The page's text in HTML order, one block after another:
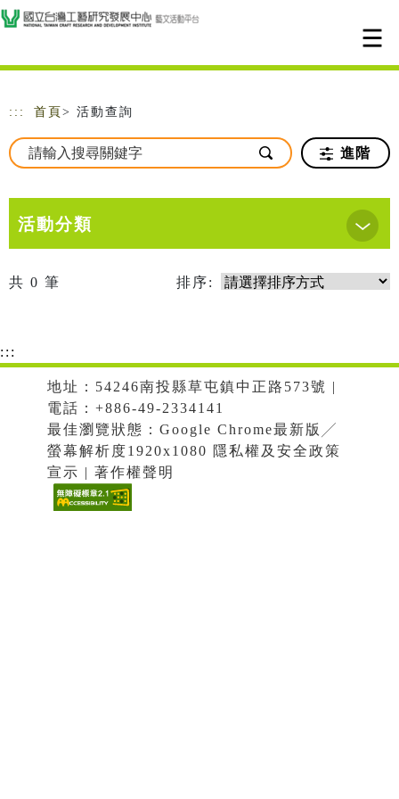
跳到主要內容
網站導覽
::: 首頁 > 活動查詢
進階
活動分類
共 0 筆 排序:
:::
地址：54246南投縣草屯鎮中正路573號 |
電話：+886-49-2334141
最佳瀏覽狀態：Google Chrome最新版╱
螢幕解析度1920x1080 隱私權及安全政策
宣示 | 著作權聲明